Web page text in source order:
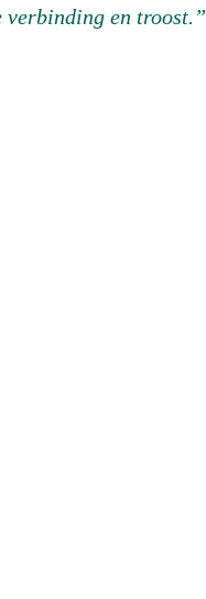
verbinding en troost.”